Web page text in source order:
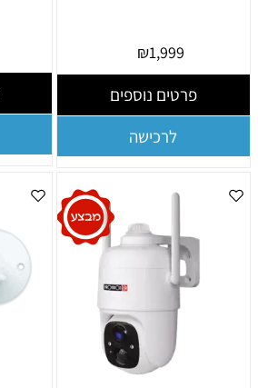
₪1,999
פרטים נוספים
לרכישה